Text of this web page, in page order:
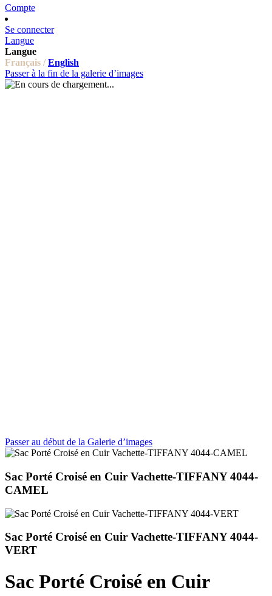
Compte
Se connecter
Langue
Langue
Français / English
Passer à la fin de la galerie d’images
Passer au début de la Galerie d’images
Sac Porté Croisé en Cuir Vachette-TIFFANY 4044-
CAMEL
Sac Porté Croisé en Cuir Vachette-TIFFANY 4044-
VERT
Sac Porté Croisé en Cuir